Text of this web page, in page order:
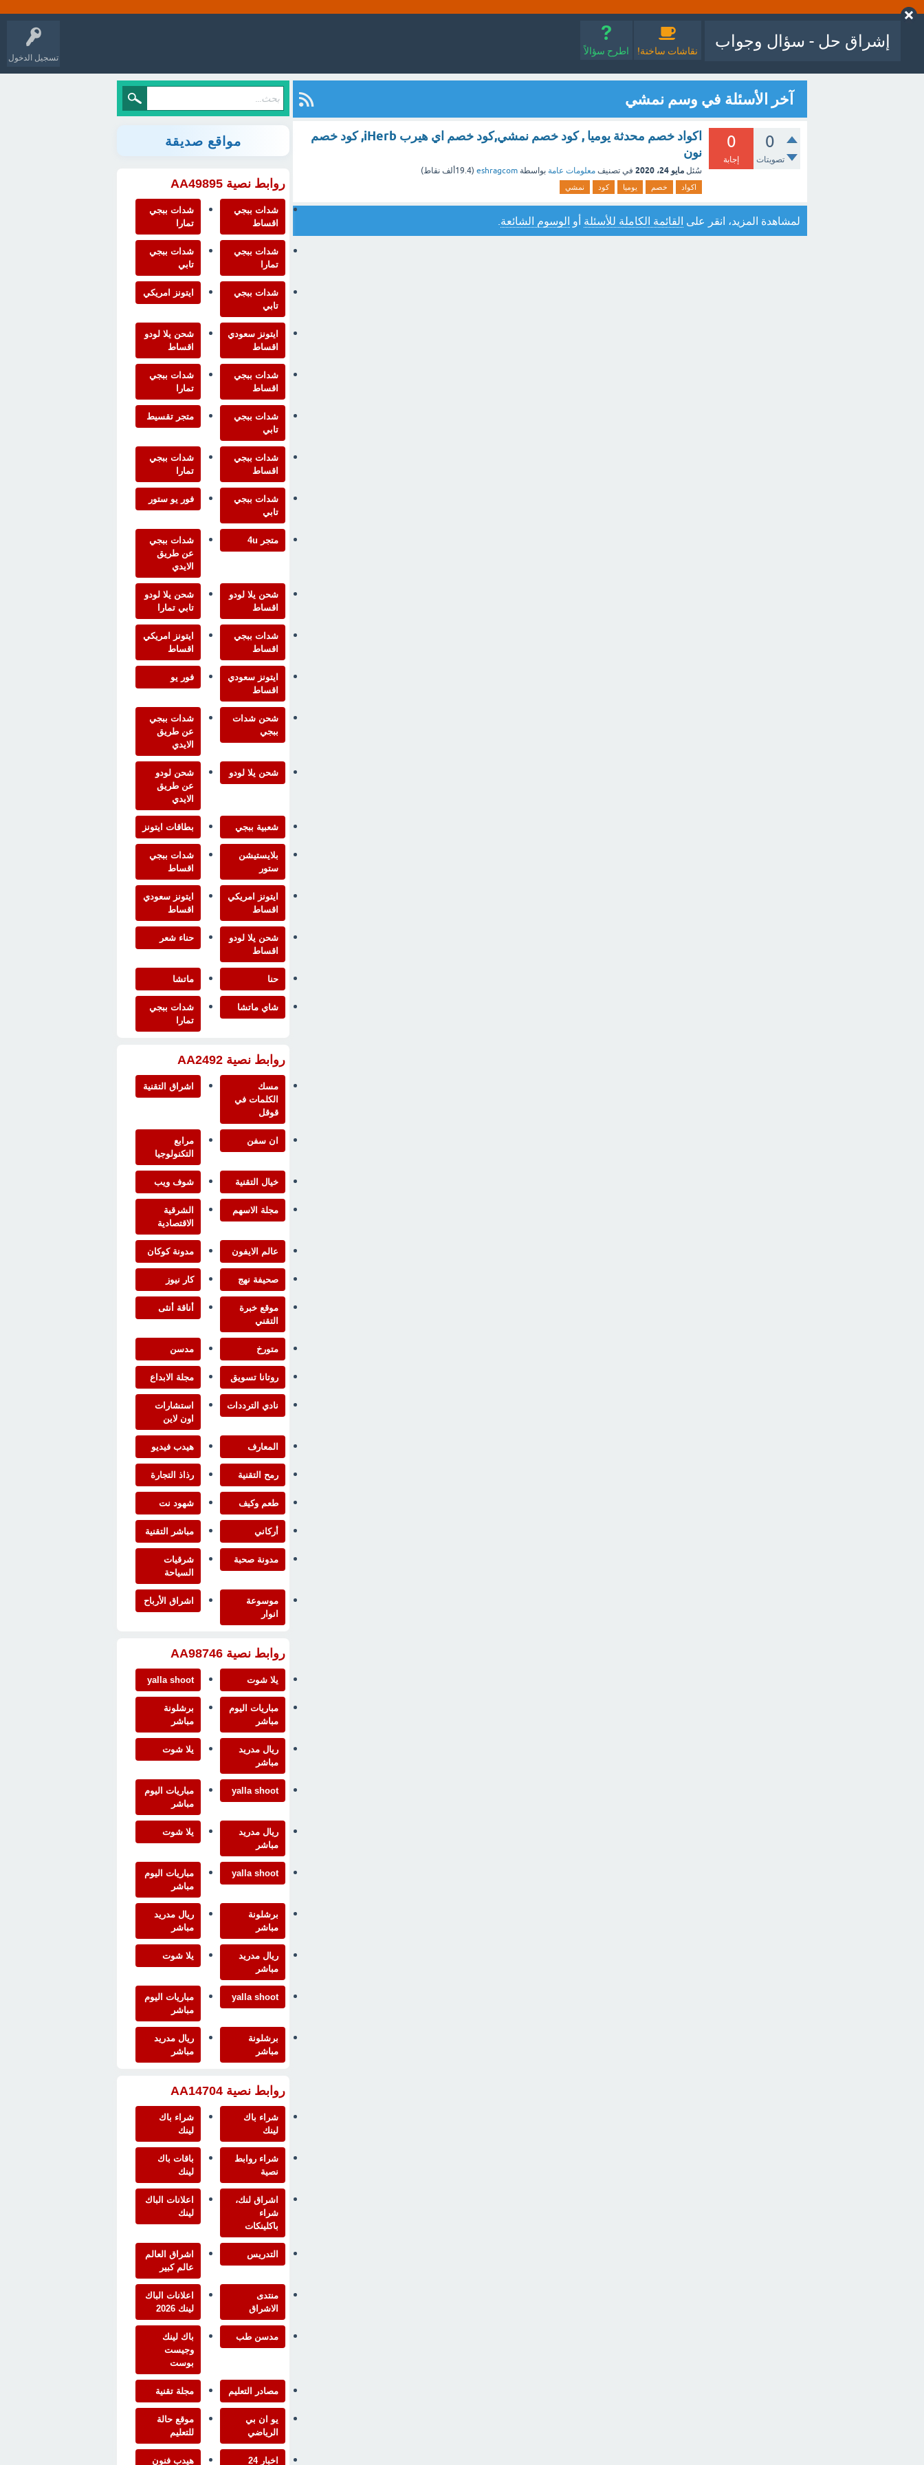
تسجيل الدخول
إشراق حل - سؤال وجواب
نقاشات ساخنة! اطرح سؤالاً
آخر الأسئلة في وسم نمشي
0
تصويتات
0
إجابة
اكواد خصم محدثة يوميا , كود خصم نمشي,كود خصم اي هيرب iHerb, كود خصم
نون
سُئل مايو 24، 2020 في تصنيف معلومات عامة بواسطة eshragcom
(19.4ألف نقاط)
اكواد خصم يوميا كود نمشي
لمشاهدة المزيد، انقر على القائمة الكاملة للأسئلة أو الوسوم الشائعة
مواقع صديقة
روابط نصية AA49895
شدات ببجي
اقساط
شدات ببجي
تمارا
شدات ببجي
تمارا
شدات ببجي
تابي
شدات ببجي
تابي
ايتونز امريكي
ايتونز سعودي
اقساط
شحن يلا لودو
اقساط
شدات ببجي
اقساط
شدات ببجي
تمارا
شدات ببجي
تابي
متجر تقسيط
شدات ببجي
اقساط
شدات ببجي
تمارا
شدات ببجي
تابي
فور يو ستور
متجر 4u
شدات ببجي
عن طريق
الايدي
شحن يلا لودو
اقساط
شحن يلا لودو
تابي تمارا
شدات ببجي
اقساط
ايتونز امريكي
اقساط
ايتونز سعودي
اقساط
فور يو
شحن شدات
ببجي
شدات ببجي
عن طريق
الايدي
شحن يلا لودو
شحن لودو
عن طريق
الايدي
شعبية ببجي بطاقات ايتونز
بلايستيشن
ستور
شدات ببجي
اقساط
ايتونز امريكي
اقساط
ايتونز سعودي
اقساط
شحن يلا لودو
اقساط
حناء شعر
حنا ماتشا
شاي ماتشا
شدات ببجي
تمارا
روابط نصية AA2492
مسك
الكلمات في
قوقل
اشراق التقنية
ان سفن
مرابع
التكنولوجيا
خيال التقنية شوف ويب
مجلة الاسهم
الشرقية
الاقتصادية
عالم الايفون مدونة كوكان
صحيفة نهج كار نيوز
موقع خبرة
التقني
أناقة أنثى
متورخ مدسن
روتانا تسويق مجلة الابداع
نادي الترددات
استشارات
اون لاين
المعارف هيدب فيديو
رمح التقنية رذاذ التجارة
طعم وكيف شهود نت
أركاني مباشر التقنية
مدونة صحبة
شرقيات
السياحة
موسوعة
انوار
اشراق الأرباح
روابط نصية AA98746
يلا شوت yalla shoot
مباريات اليوم
مباشر
برشلونة
مباشر
ريال مدريد
مباشر
يلا شوت
yalla shoot
مباريات اليوم
مباشر
ريال مدريد
مباشر
يلا شوت
yalla shoot
مباريات اليوم
مباشر
برشلونة
مباشر
ريال مدريد
مباشر
ريال مدريد
مباشر
يلا شوت
yalla shoot
مباريات اليوم
مباشر
برشلونة
مباشر
ريال مدريد
مباشر
روابط نصية AA14704
شراء باك
لينك
شراء باك
لينك
شراء روابط
نصية
باقات باك
لينك
اشراق لنك،
شراء
باكلينكات
اعلانات الباك
لينك
التدريس
اشراق العالم
عالم كبير
منتدى
الاشراق
اعلانات الباك
لينك 2026
مدسن طب
باك لينك
وجيست
بوست
مصادر التعليم مجلة تقنية
يو ان بي
الرياضي
موقع حالة
للتعليم
اخبار 24 هيدب فنون